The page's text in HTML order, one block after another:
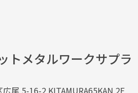
トメタルワークサプラ
尾 5-16-2 KITAMURA65KAN 2F